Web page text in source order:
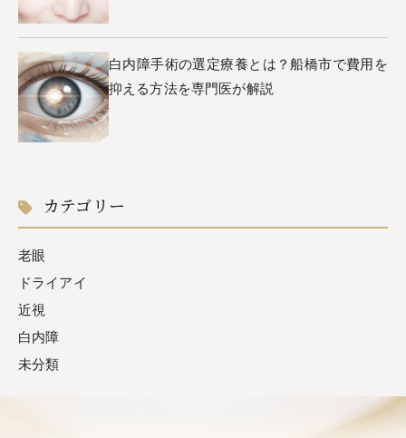
白内障手術の選定療養とは？船橋市で費用を
抑える方法を専門医が解説
カテゴリー
老眼
ドライアイ
近視
白内障
未分類